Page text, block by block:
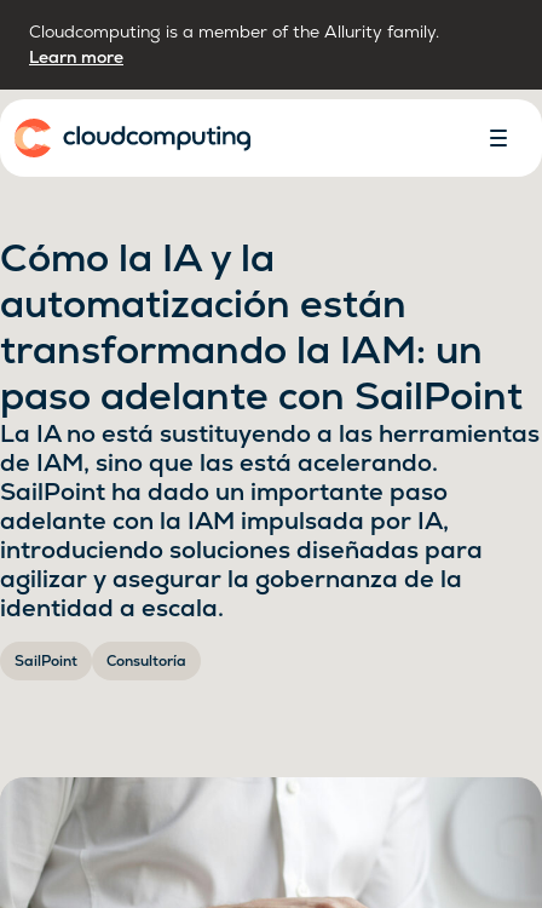
Cloudcomputing is a member of the Allurity family.
Learn more
Inicio
Menú
Cómo la IA y la
automatización están
transformando la IAM: un
paso adelante con SailPoint
La IA no está sustituyendo a las herramientas
de IAM, sino que las está acelerando.
SailPoint ha dado un importante paso
adelante con la IAM impulsada por IA,
introduciendo soluciones diseñadas para
agilizar y asegurar la gobernanza de la
identidad a escala.
SailPoint Consultoría